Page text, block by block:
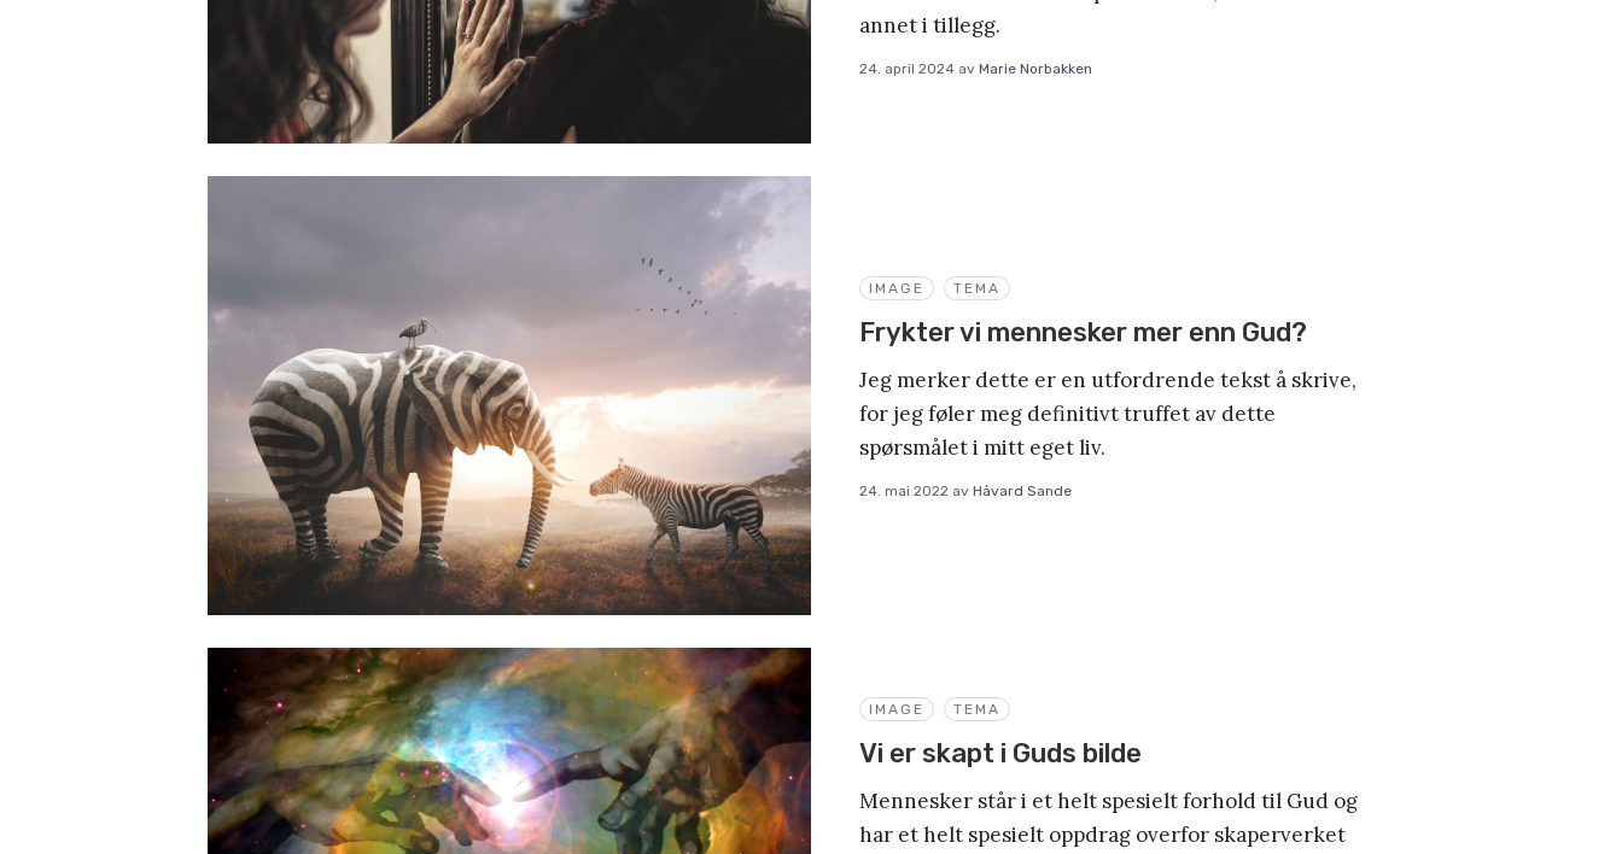
annet i tillegg.
24. april 2024 av Marie Norbakken
IMAGE TEMA
Frykter vi mennesker mer enn Gud?
Jeg merker dette er en utfordrende tekst å skrive,
for jeg føler meg definitivt truffet av dette
spørsmålet i mitt eget liv.
24. mai 2022 av Håvard Sande
IMAGE TEMA
Vi er skapt i Guds bilde
Mennesker står i et helt spesielt forhold til Gud og
har et helt spesielt oppdrag overfor skaperverket